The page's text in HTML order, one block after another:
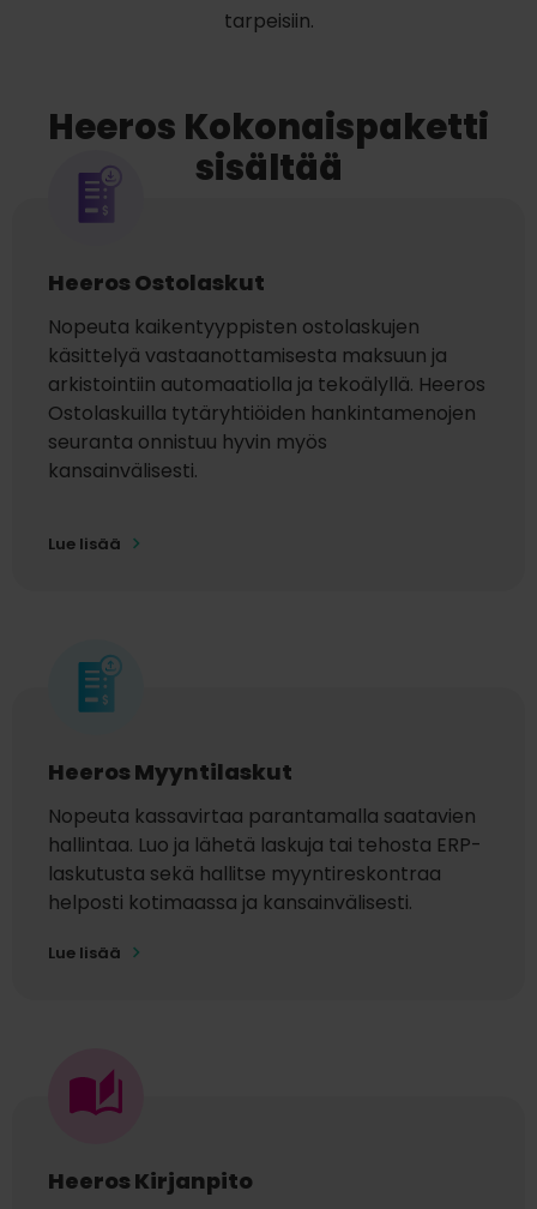
tarpeisiin.
Heeros Kokonaispaketti
sisältää
Heeros Ostolaskut
Nopeuta kaikentyyppisten ostolaskujen
käsittelyä vastaanottamisesta maksuun ja
arkistointiin automaatiolla ja tekoälyllä. Heeros
Ostolaskuilla tytäryhtiöiden hankintamenojen
seuranta onnistuu hyvin myös
kansainvälisesti.
Lue lisää
Heeros Myyntilaskut
Nopeuta kassavirtaa parantamalla saatavien
hallintaa. Luo ja lähetä laskuja tai tehosta ERP-
laskutusta sekä hallitse myyntireskontraa
helposti kotimaassa ja kansainvälisesti.
Lue lisää
Heeros Kirjanpito